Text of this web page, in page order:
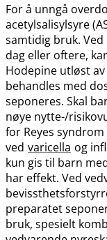
For å unngå
acetylsalisylsyre
samtidig bruk.
dag eller oftere,
Hodepine utløst
behandles med
seponeres. Skal
nøye nytte-​/​
for Reyes
ved varicella og
kun gis til barn
har effekt. Ved
preparatet
bruk, spesielt